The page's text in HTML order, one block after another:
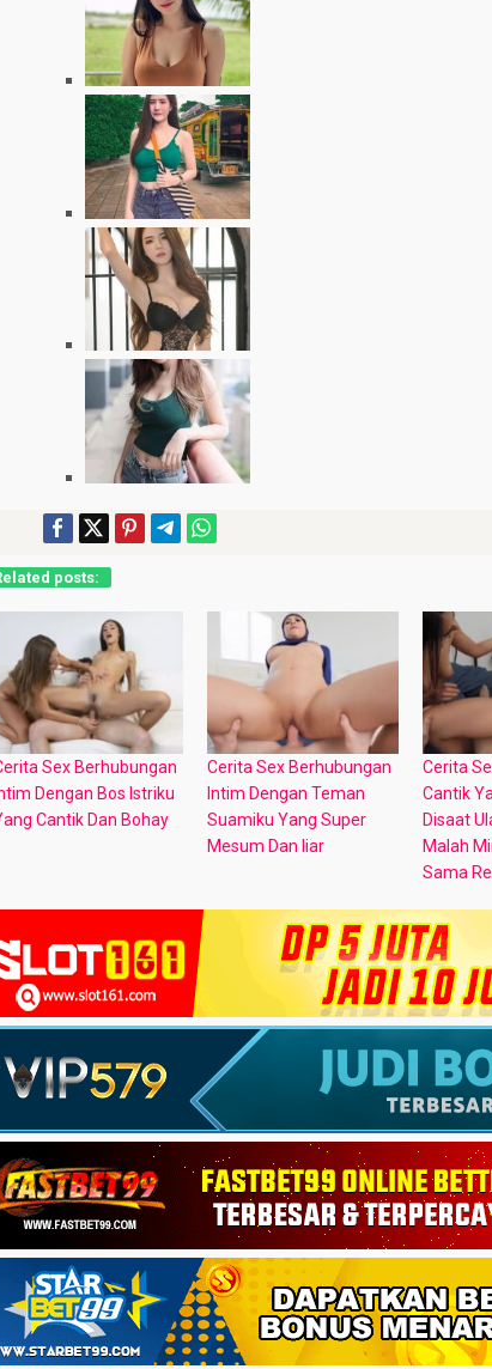
posts:
Sex Berhubungan
Dengan Bos Istriku
Cantik Dan Bohay
Cerita Sex Berhubungan
Intim Dengan Teman
Suamiku Yang Super
Mesum Dan liar
Cerita
Cantik
Disaat
Malah
Sama